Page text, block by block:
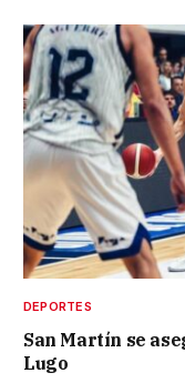
DEPORTES
San Martín se
Lugo